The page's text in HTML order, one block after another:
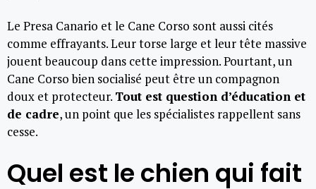
Le Presa Canario et le Cane Corso sont aussi cités
comme effrayants. Leur torse large et leur tête massive
jouent beaucoup dans cette impression. Pourtant, un
Cane Corso bien socialisé peut être un compagnon
doux et protecteur. Tout est question d’éducation et
de cadre, un point que les spécialistes rappellent sans
cesse.
Quel est le chien qui fait